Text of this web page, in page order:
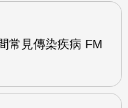
常見傳染疾病 FM